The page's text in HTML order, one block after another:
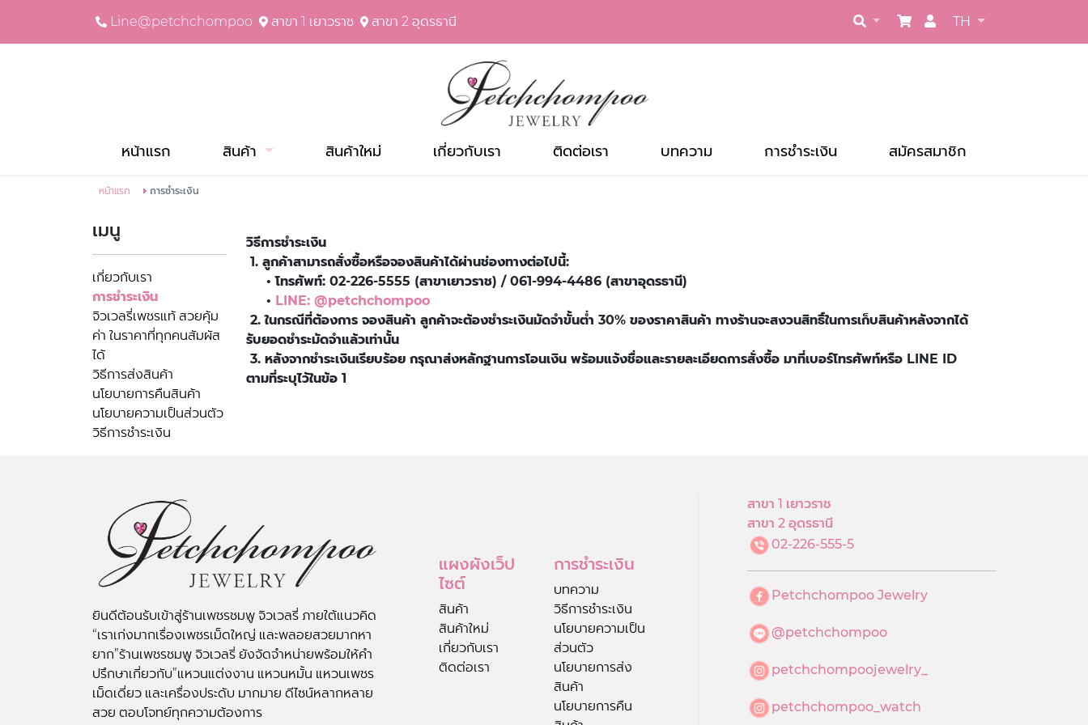
Line@petchchompoo สาขา 1 เยาวราช สาขา 2 อุดรธานี TH
หน้าแรก สินค้า สินค้าใหม่ เกี่ยวกับเรา ติดต่อเรา บทความ การชำระเงิน สมัครสมาชิก
หน้าแรก การชำระเงิน
เมนู
เกี่ยวกับเรา
การชำระเงิน
จิวเวลรี่เพชรแท้ สวยคุ้ม
ค่า ในราคาที่ทุกคนสัมผัส
ได้
วิธีการส่งสินค้า
นโยบายการคืนสินค้า
นโยบายความเป็นส่วนตัว
วิธีการชำระเงิน
วิธีการชำระเงิน
1. ลูกค้าสามารถสั่งซื้อหรือจองสินค้าได้ผ่านช่องทางต่อไปนี้:
• โทรศัพท์: 02-226-5555 (สาขาเยาวราช) / 061-994-4486 (สาขาอุดรธานี)
• LINE: @petchchompoo
2. ในกรณีที่ต้องการ จองสินค้า ลูกค้าจะต้องชำระเงินมัดจำขั้นต่ำ 30% ของราคาสินค้า ทางร้านจะสงวนสิทธิ์ในการเก็บสินค้าหลังจากได้
รับยอดชำระมัดจำแล้วเท่านั้น
3. หลังจากชำระเงินเรียบร้อย กรุณาส่งหลักฐานการโอนเงิน พร้อมแจ้งชื่อและรายละเอียดการสั่งซื้อ มาที่เบอร์โทรศัพท์หรือ LINE ID
ตามที่ระบุไว้ในข้อ 1
ยินดีต้อนรับเข้าสู่ร้านเพชรชมพู จิวเวลรี่ ภายใต้แนวคิด
“เราเก่งมากเรื่องเพชรเม็ดใหญ่ และพลอยสวยมากหา
ยาก”ร้านเพชรชมพู จิวเวลรี่ ยังจัดจำหน่ายพร้อมให้คำ
ปรึกษาเกี่ยวกับ”แหวนแต่งงาน แหวนหมั้น แหวนเพชร
เม็ดเดี่ยว และเครื่องประดับ มากมาย ดีไซน์หลากหลาย
สวย ตอบโจทย์ทุกความต้องการ
แผงผังเว็ป
ไซต์
สินค้า
สินค้าใหม่
เกี่ยวกับเรา
ติดต่อเรา
การชำระเงิน
บทความ
วิธีการชำระเงิน
นโยบายความเป็น
ส่วนตัว
นโยบายการส่ง
สินค้า
นโยบายการคืน
สาขา 1 เยาวราช
สาขา 2 อุดรธานี
02-226-555-5
Petchchompoo Jewelry
@petchchompoo
petchchompoojewelry_
petchchompoo_watch